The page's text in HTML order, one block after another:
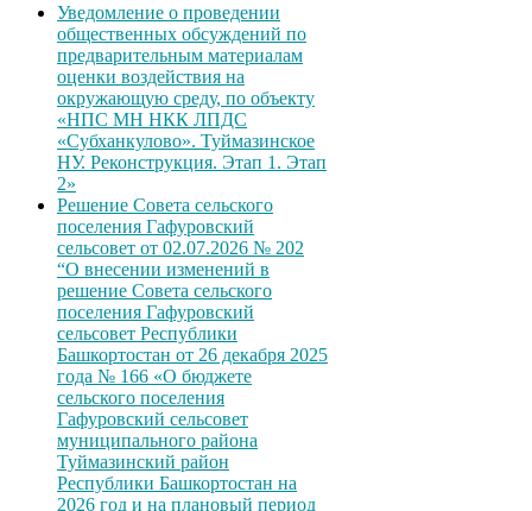
Уведомление о проведении
общественных обсуждений по
предварительным материалам
оценки воздействия на
окружающую среду, по объекту
«НПС МН НКК ЛПДС
«Субханкулово». Туймазинское
НУ. Реконструкция. Этап 1. Этап
2»
Решение Совета сельского
поселения Гафуровский
сельсовет от 02.07.2026 № 202
“О внесении изменений в
решение Совета сельского
поселения Гафуровский
сельсовет Республики
Башкортостан от 26 декабря 2025
года № 166 «О бюджете
сельского поселения
Гафуровский сельсовет
муниципального района
Туймазинский район
Республики Башкортостан на
2026 год и на плановый период